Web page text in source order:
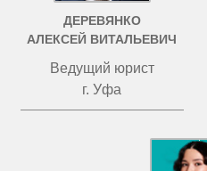
ДЕРЕВЯНКО
АЛЕКСЕЙ ВИТАЛЬЕВИЧ
Ведущий юрист
г. Уфа